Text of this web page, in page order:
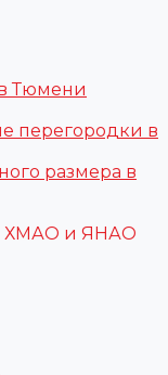
Тюмени
перегородки в
размера в
ХМАО и ЯНАО